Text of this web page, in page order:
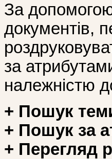
За
документів,
за
належністю
+ Пошук
+ Пошук за
+ Перегляд